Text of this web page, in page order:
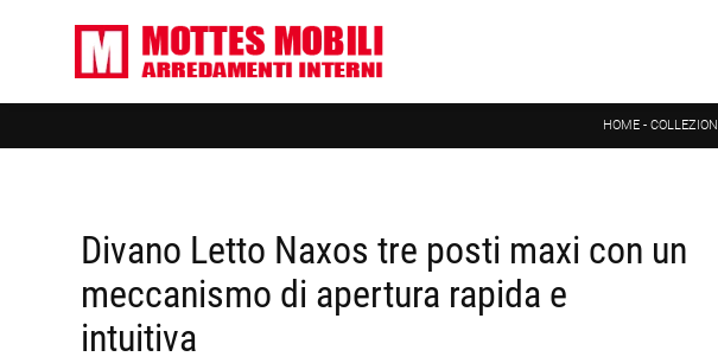
HOME - COLLEZIONI
Divano Letto Naxos tre posti maxi con un
meccanismo di apertura rapida e
intuitiva